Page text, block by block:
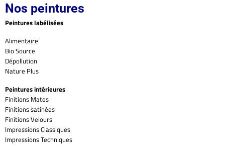
Nos peintures
Peintures labélisées
Alimentaire
Bio Source
Dépollution
Nature Plus
Peintures intérieures
Finitions Mates
Finitions satinées
Finitions Velours
Impressions Classiques
Impressions Techniques